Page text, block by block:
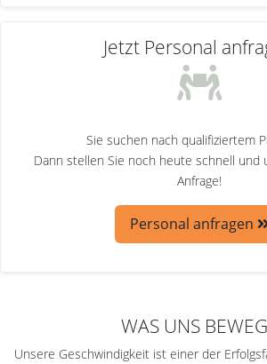
Jetzt Personal
Sie suchen nach qualifiziertem
Dann stellen Sie noch heute schnell und
Anfrage!
Personal anfragen
WAS UNS
Unsere Geschwindigkeit ist einer der